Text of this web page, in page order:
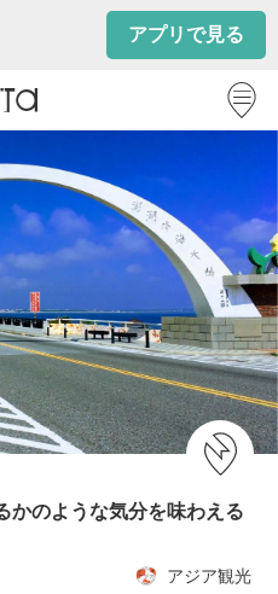
アプリで見る
かのような気分を味わえる
アジア観光